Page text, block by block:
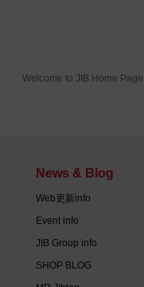
Welcome to JIB Home
News & Blog
Web更新info
Event info
JIB Group info
SHOP BLOG